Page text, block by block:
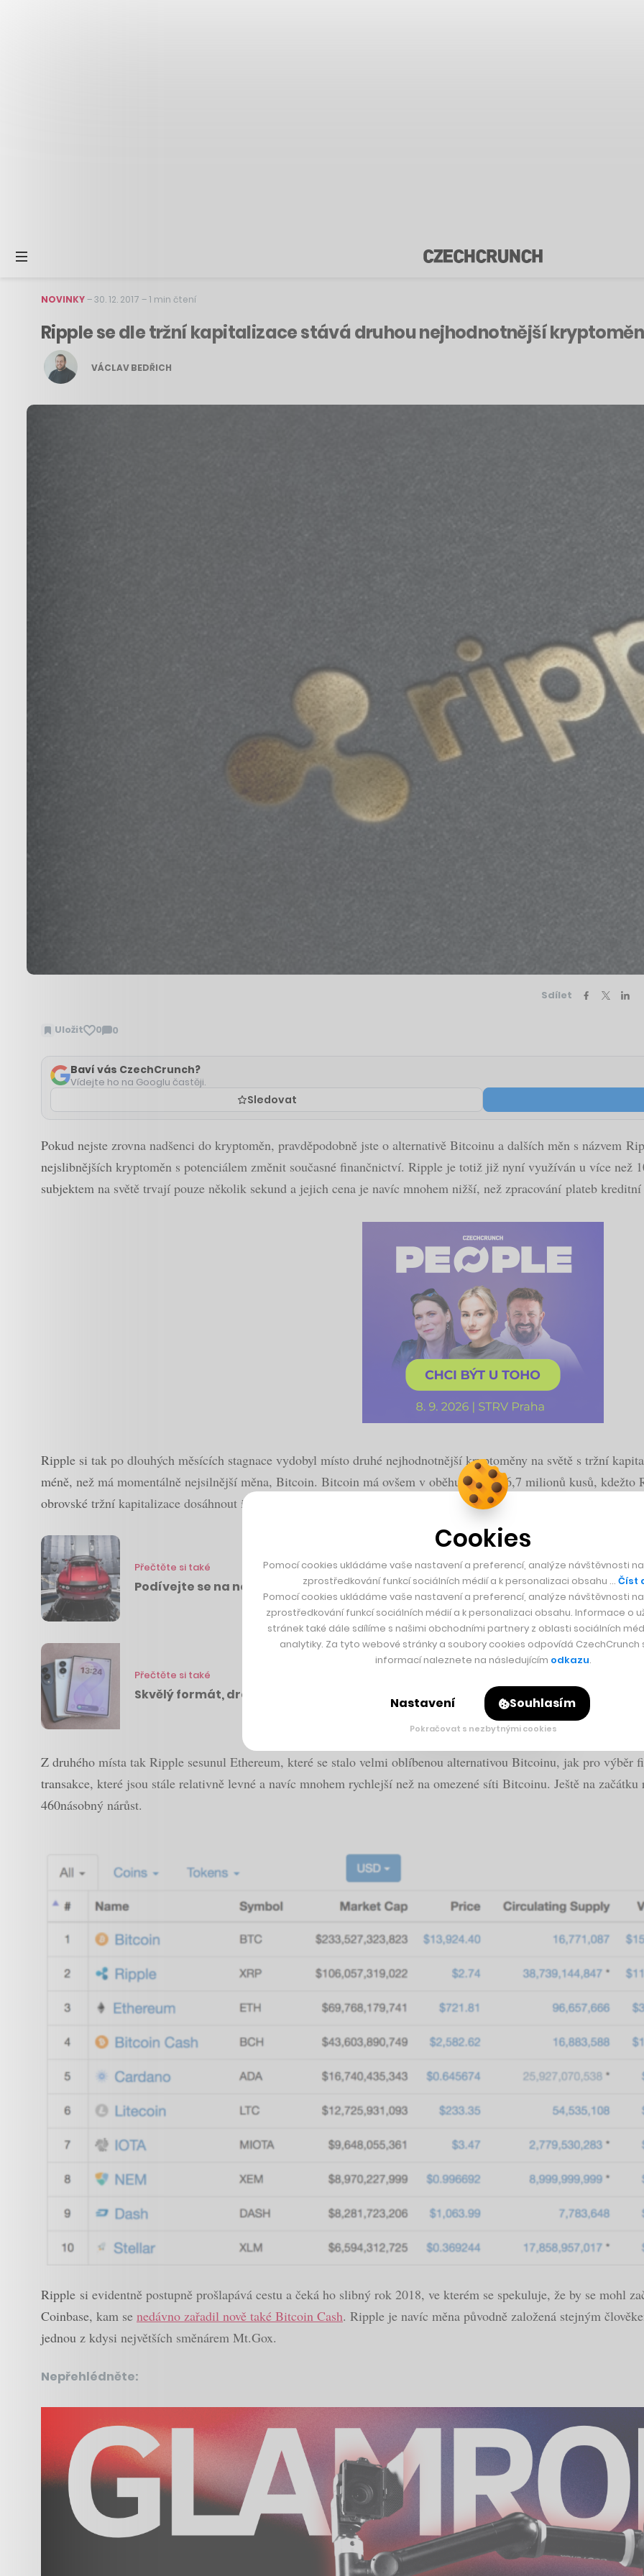
NOVINKY–30. 12. 2017 –1 min čtení
Ripple se dle tržní kapitalizace stává druhou nejhodnotnější
VÁCLAV BEDŘICH
Sdílet
Uložit 0 0
Zobrazit
Baví vás CzechCrunch?
Vídejte ho na Googlu častěji.
Sledovat
Pokud nejste zrovna nadšenci do kryptoměn, pravděpodobně jste o alternativě Bitcoinu a dalších měn s názvem
nejslibnějších kryptoměn s potenciálem změnit současné finančnictví. Ripple je totiž již nyní využíván u více než
subjektem na světě trvají pouze několik sekund a jejich cena je navíc mnohem nižší, než zpracování plateb
Ripple si tak po dlouhých měsících stagnace vydobyl místo druhé nejhodnotnější kryptoměny na světě s tržní
méně, než má momentálně nejsilnější měna, Bitcoin. Bitcoin má ovšem v oběhu pouze 16,7 milionů kusů,
obrovské tržní kapitalizace dosáhnout i přes nízkou cenu $2.74 za jeden kus.
Přečtěte si také
Podívejte se na novou raketu SpaceX, která má již příští měsíc na Mars poslat
Přečtěte si také
Skvělý formát, drahý kompromis. Vyzkoušeli jsme Galaxy Z Fold8
Z druhého místa tak Ripple sesunul Ethereum, které se stalo velmi oblíbenou alternativou Bitcoinu, jak pro výběr
transakce, které jsou stále relativně levné a navíc mnohem rychlejší než na omezené síti Bitcoinu. Ještě na
460násobný nárůst.
Ripple si evidentně postupně prošlapává cestu a čeká ho slibný rok 2018, ve kterém se spekuluje, že by se mohl
Coinbase, kam se nedávno zařadil nově také Bitcoin Cash. Ripple je navíc měna původně založená stejným
jednou z kdysi největších směnárem Mt.Gox.
Nepřehlédněte:
Cookies
Pomocí cookies ukládáme vaše nastavení a preferencí, analýze návštěvnosti
zprostředkování funkcí sociálních médií a k personalizaci obsahu … Číst
Pomocí cookies ukládáme vaše nastavení a preferencí, analýze návštěvnosti
zprostředkování funkcí sociálních médií a k personalizaci obsahu. Informace o
stránek také dále sdílíme s našimi obchodními partnery z oblasti sociálních
analytiky. Za tyto webové stránky a soubory cookies odpovídá CzechCrunch
informací naleznete na následujícím odkazu.
Nastavení Souhlasím
Pokračovat s nezbytnými cookies